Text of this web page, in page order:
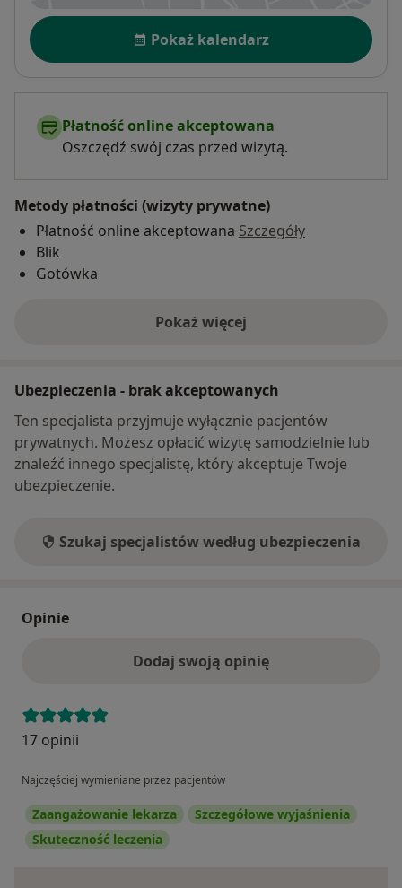
Dostępność
Pokaż kalendarz
Płatność online akceptowana
Oszczędź swój czas przed wizytą.
Metody płatności (wizyty prywatne)
Płatność online akceptowana Szczegóły
Blik
Gotówka
Pokaż więcej
o adresie
Ubezpieczenia - brak akceptowanych
Ten specjalista przyjmuje wyłącznie pacjentów
prywatnych. Możesz opłacić wizytę samodzielnie lub
znaleźć innego specjalistę, który akceptuje Twoje
ubezpieczenie.
Szukaj specjalistów według ubezpieczenia
Opinie
Dodaj swoją opinię
17 opinii
Najczęściej wymieniane przez pacjentów
Zaangażowanie lekarza
Szczegółowe wyjaśnienia
Skuteczność leczenia